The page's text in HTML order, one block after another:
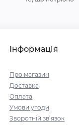
Інформація
Про магазин
Доставка
Оплата
Умови угоди
Зворотній зв’язок